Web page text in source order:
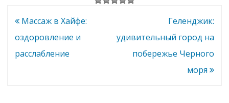
Навигация
по
записям
Массаж в Хайфе:
оздоровление и
расслабление
Геленджик:
удивительный город на
побережье Черного
моря